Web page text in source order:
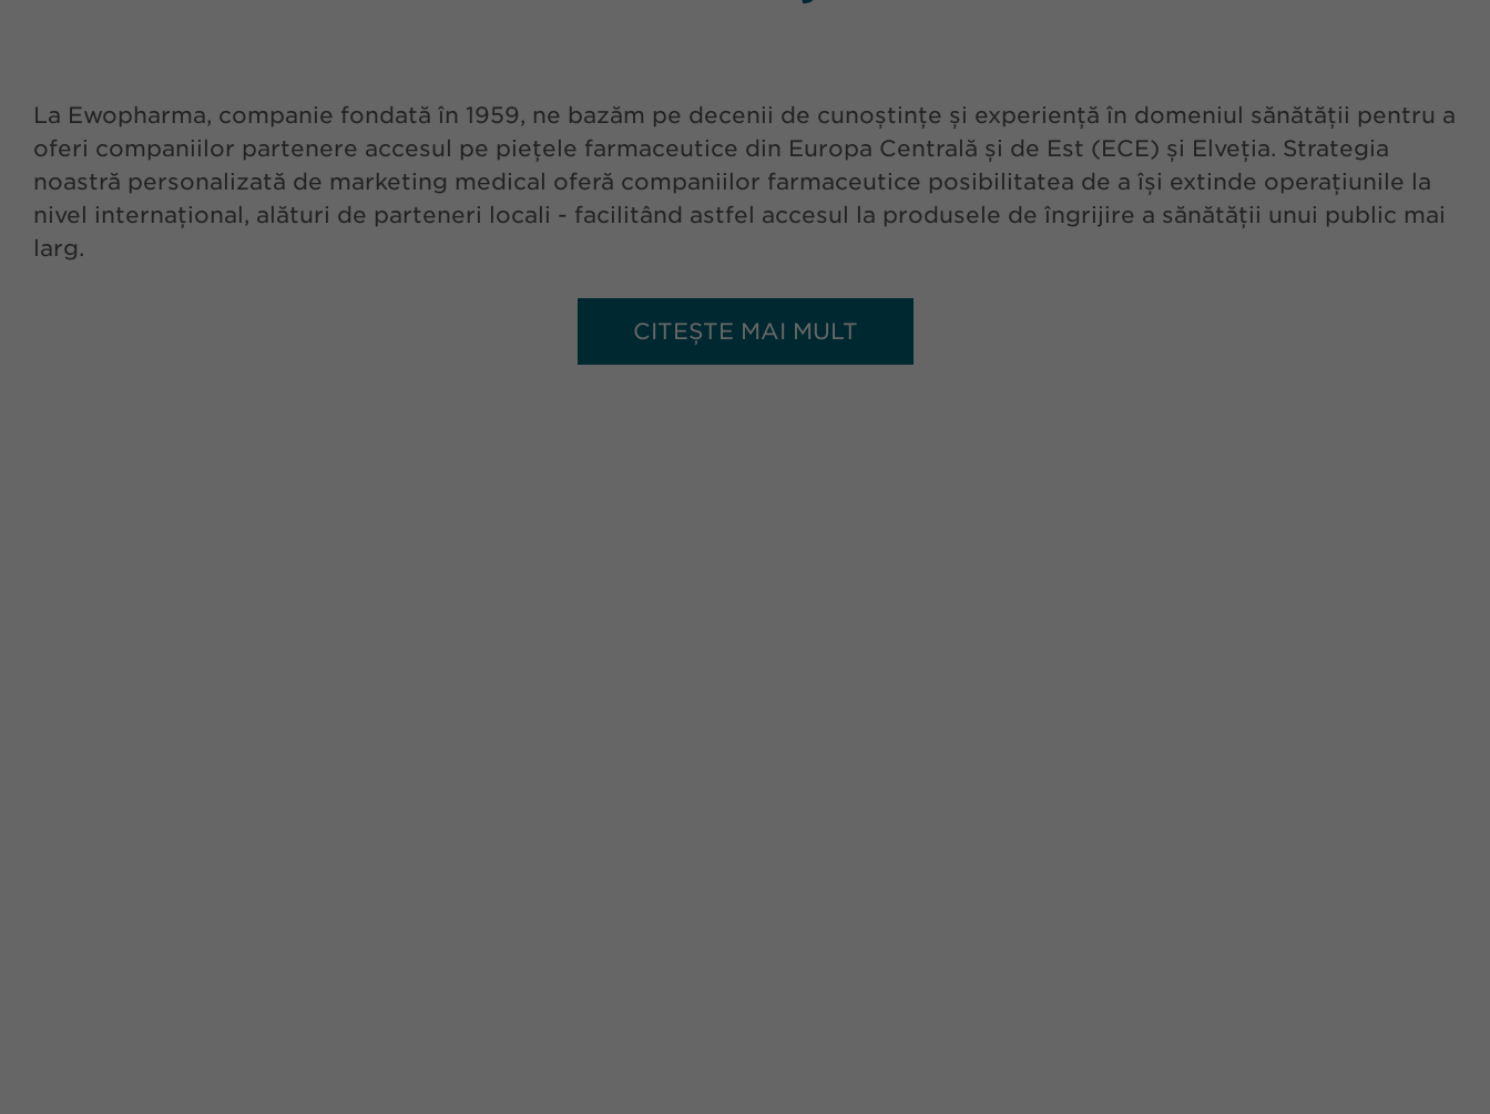
La Ewopharma, companie fondată în 1959, ne bazăm pe decenii de cunoștințe și experiență în domeniul sănătății pentru a
oferi companiilor partenere accesul pe piețele farmaceutice din Europa Centrală și de Est (ECE) și Elveția. Strategia
noastră personalizată de marketing medical oferă companiilor farmaceutice posibilitatea de a își extinde operațiunile la
nivel internațional, alături de parteneri locali - facilitând astfel accesul la produsele de îngrijire a sănătății unui public mai
larg.
CITEȘTE MAI MULT